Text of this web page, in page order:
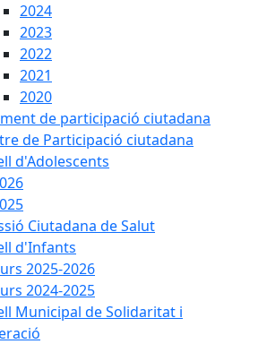
2024
2023
2022
2021
2020
de participació ciutadana
de Participació ciutadana
d'Adolescents
Ciutadana de Salut
d'Infants
2025-2026
2024-2025
Municipal de Solidaritat i